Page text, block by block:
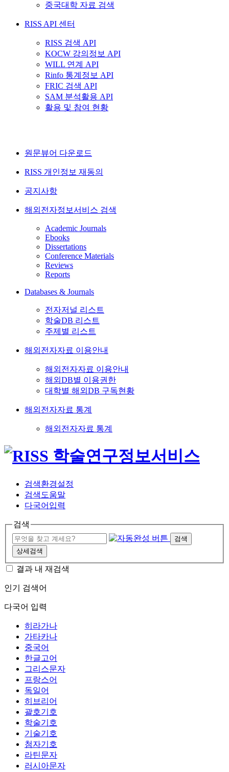
중국대학 자료 검색
RISS API 센터
RISS 검색 API
KOCW 강의정보 API
WILL 연계 API
Rinfo 통계정보 API
FRIC 검색 API
SAM 분석활용 API
활용 및 참여 현황
원문뷰어 다운로드
RISS 개인정보 재동의
공지사항
해외전자정보서비스 검색
Academic Journals
Ebooks
Dissertations
Conference Materials
Reviews
Reports
Databases & Journals
전자저널 리스트
학술DB 리스트
주제별 리스트
해외전자자료 이용안내
해외전자자료 이용안내
해외DB별 이용권한
대학별 해외DB 구독현황
해외전자자료 통계
해외전자자료 통계
검색환경설정
검색도움말
다국어입력
검색
검색
상세검색
결과 내 재검색
인기 검색어
다국어 입력
히라가나
가타카나
중국어
한글고어
그리스문자
프랑스어
독일어
히브리어
괄호기호
학술기호
기술기호
첨자기호
라틴문자
러시아문자